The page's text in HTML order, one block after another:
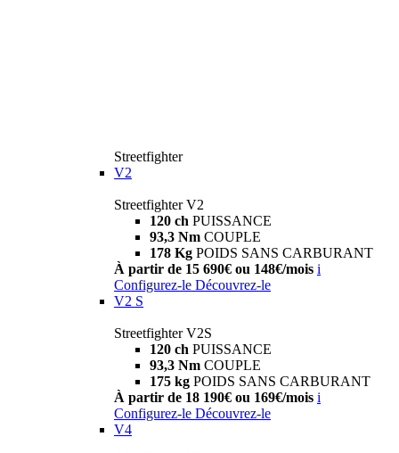
Streetfighter
V2
Streetfighter V2
120 ch PUISSANCE
93,3 Nm COUPLE
178 Kg POIDS SANS CARBURANT
À partir de 15 690€ ou 148€/mois i
Configurez-le Découvrez-le
V2 S
Streetfighter V2S
120 ch PUISSANCE
93,3 Nm COUPLE
175 kg POIDS SANS CARBURANT
À partir de 18 190€ ou 169€/mois i
Configurez-le Découvrez-le
V4